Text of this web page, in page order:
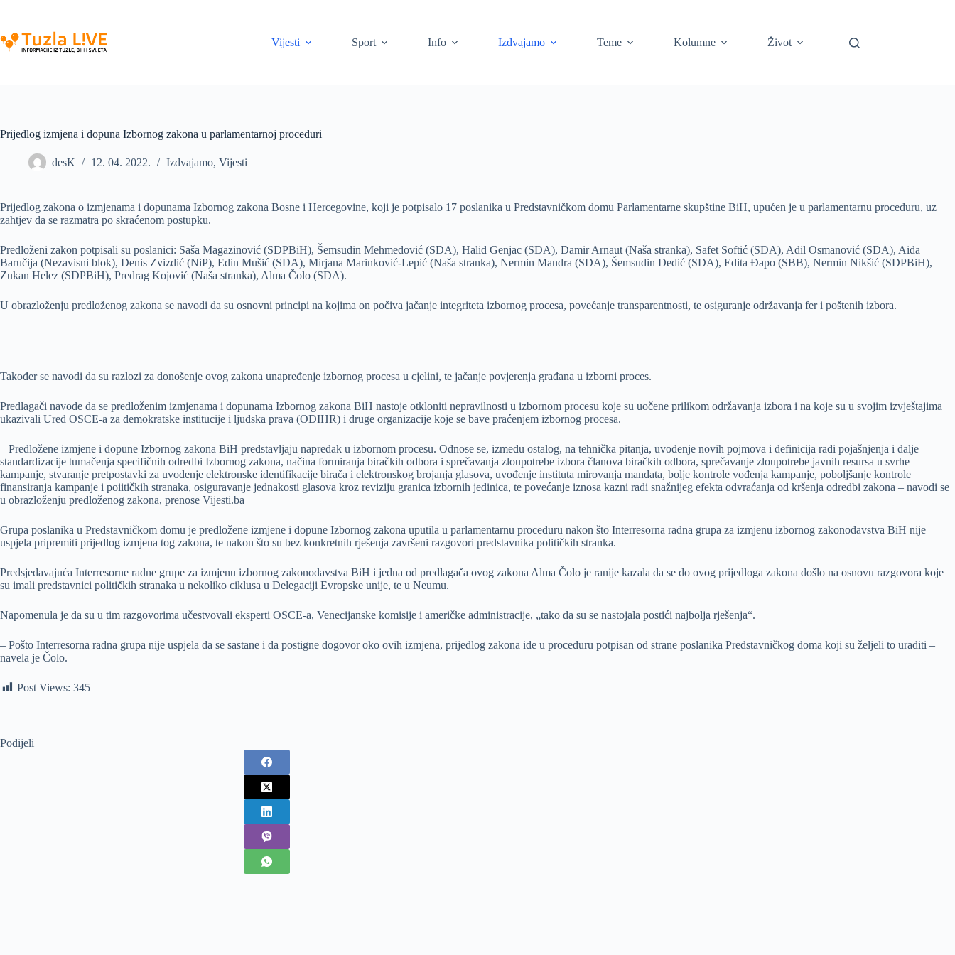
content
Vijesti
Sport Info Izdvajamo Teme Kolumne Život
Prijedlog izmjena i dopuna Izbornog zakona u parlamentarnoj proceduri
desK 12. 04. 2022. Izdvajamo, Vijesti
Prijedlog zakona o izmjenama i dopunama Izbornog zakona Bosne i Hercegovine, koji je potpisalo 17 poslanika u Predstavničkom domu Parlamentarne skupštine BiH, upućen je u parlamentarnu proceduru, uz
zahtjev da se razmatra po skraćenom postupku.
Predloženi zakon potpisali su poslanici: Saša Magazinović (SDPBiH), Šemsudin Mehmedović (SDA), Halid Genjac (SDA), Damir Arnaut (Naša stranka), Safet Softić (SDA), Adil Osmanović (SDA), Aida
Baručija (Nezavisni blok), Denis Zvizdić (NiP), Edin Mušić (SDA), Mirjana Marinković-Lepić (Naša stranka), Nermin Mandra (SDA), Šemsudin Dedić (SDA), Edita Đapo (SBB), Nermin Nikšić (SDPBiH),
Zukan Helez (SDPBiH), Predrag Kojović (Naša stranka), Alma Čolo (SDA).
U obrazloženju predloženog zakona se navodi da su osnovni principi na kojima on počiva jačanje integriteta izbornog procesa, povećanje transparentnosti, te osiguranje održavanja fer i poštenih izbora.
Također se navodi da su razlozi za donošenje ovog zakona unapređenje izbornog procesa u cjelini, te jačanje povjerenja građana u izborni proces.
Predlagači navode da se predloženim izmjenama i dopunama Izbornog zakona BiH nastoje otkloniti nepravilnosti u izbornom procesu koje su uočene prilikom održavanja izbora i na koje su u svojim izvještajima
ukazivali Ured OSCE-a za demokratske institucije i ljudska prava (ODIHR) i druge organizacije koje se bave praćenjem izbornog procesa.
– Predložene izmjene i dopune Izbornog zakona BiH predstavljaju napredak u izbornom procesu. Odnose se, između ostalog, na tehnička pitanja, uvođenje novih pojmova i definicija radi pojašnjenja i dalje
standardizacije tumačenja specifičnih odredbi Izbornog zakona, načina formiranja biračkih odbora i sprečavanja zloupotrebe izbora članova biračkih odbora, sprečavanje zloupotrebe javnih resursa u svrhe
kampanje, stvaranje pretpostavki za uvodenje elektronske identifikacije birača i elektronskog brojanja glasova, uvođenje instituta mirovanja mandata, bolje kontrole vođenja kampanje, poboljšanje kontrole
finansiranja kampanje i poiitičkih stranaka, osiguravanje jednakosti glasova kroz reviziju granica izbornih jedinica, te povećanje iznosa kazni radi snažnijeg efekta odvraćanja od kršenja odredbi zakona – navodi se
u obrazloženju predloženog zakona, prenose Vijesti.ba
Grupa poslanika u Predstavničkom domu je predložene izmjene i dopune Izbornog zakona uputila u parlamentarnu proceduru nakon što Interresorna radna grupa za izmjenu izbornog zakonodavstva BiH nije
uspjela pripremiti prijedlog izmjena tog zakona, te nakon što su bez konkretnih rješenja završeni razgovori predstavnika političkih stranka.
Predsjedavajuća Interresorne radne grupe za izmjenu izbornog zakonodavstva BiH i jedna od predlagača ovog zakona Alma Čolo je ranije kazala da se do ovog prijedloga zakona došlo na osnovu razgovora koje
su imali predstavnici političkih stranaka u nekoliko ciklusa u Delegaciji Evropske unije, te u Neumu.
Napomenula je da su u tim razgovorima učestvovali eksperti OSCE-a, Venecijanske komisije i američke administracije, „tako da su se nastojala postići najbolja rješenja“.
– Pošto Interresorna radna grupa nije uspjela da se sastane i da postigne dogovor oko ovih izmjena, prijedlog zakona ide u proceduru potpisan od strane poslanika Predstavničkog doma koji su željeli to uraditi –
navela je Čolo.
Post Views: 345
Podijeli